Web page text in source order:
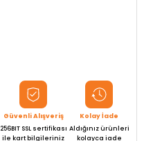
Güvenli Alışveriş
256BIT SSL sertifikası
ile kart bilgileriniz
Kolay İade
Aldığınız ürünleri
kolayca iade